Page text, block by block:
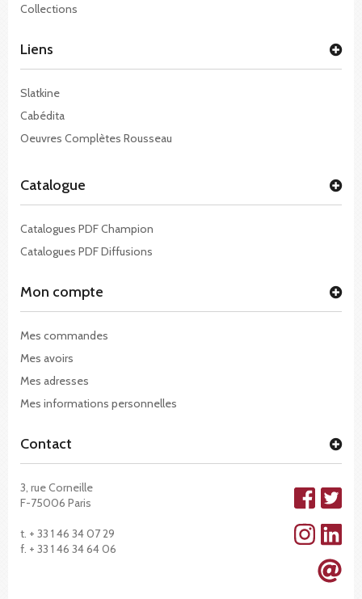
Collections
Liens
Slatkine
Cabédita
Oeuvres Complètes Rousseau
Catalogue
Catalogues PDF Champion
Catalogues PDF Diffusions
Mon compte
Mes commandes
Mes avoirs
Mes adresses
Mes informations personnelles
Contact
3, rue Corneille
F-75006 Paris
t. + 33 1 46 34 07 29
f. + 33 1 46 34 64 06